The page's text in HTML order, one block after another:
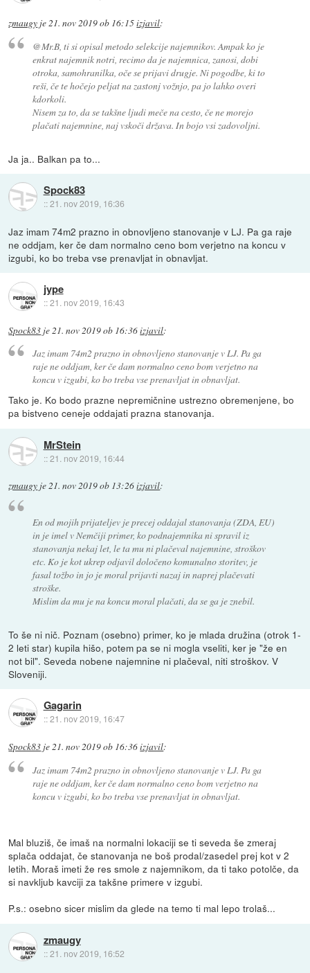
zmaugy je21. nov 2019 ob 16:15izjavil:
@Mr.B, ti si opisal metodo selekcije najemnikov. Ampak ko je
enkrat najemnik notri, recimo da je najemnica, zanosi, dobi
otroka, samohranilka, oče se prijavi drugje. Ni pogodbe, ki to
reši, če te hočejo peljat na zastonj vožnjo, pa jo lahko overi
kdorkoli.
Nisem za to, da se takšne ljudi meče na cesto, če ne morejo
plačati najemnine, naj vskoči država. In bojo vsi zadovoljni.
Ja ja.. Balkan pa to...
Spock83
::21. nov 2019, 16:36
Jaz imam 74m2 prazno in obnovljeno stanovanje v LJ. Pa ga raje
ne oddjam, ker če dam normalno ceno bom verjetno na koncu v
izgubi, ko bo treba vse prenavljat in obnavljat.
jype
::21. nov 2019, 16:43
Spock83 je21. nov 2019 ob 16:36izjavil:
Jaz imam 74m2 prazno in obnovljeno stanovanje v LJ. Pa ga
raje ne oddjam, ker če dam normalno ceno bom verjetno na
koncu v izgubi, ko bo treba vse prenavljat in obnavljat.
Tako je. Ko bodo prazne nepremičnine ustrezno obremenjene, bo
pa bistveno ceneje oddajati prazna stanovanja.
MrStein
::21. nov 2019, 16:44
zmaugy je21. nov 2019 ob 13:26izjavil:
En od mojih prijateljev je precej oddajal stanovanja (ZDA, EU)
in je imel v Nemčiji primer, ko podnajemnika ni spravil iz
stanovanja nekaj let, le ta mu ni plačeval najemnine, stroškov
etc. Ko je kot ukrep odjavil določeno komunalno storitev, je
fasal tožbo in jo je moral prijavti nazaj in naprej plačevati
stroške.
Mislim da mu je na koncu moral plačati, da se ga je znebil.
To še ni nič. Poznam (osebno) primer, ko je mlada družina (otrok 1-
2 leti star) kupila hišo, potem pa se ni mogla vseliti, ker je "že en
not bil". Seveda nobene najemnine ni plačeval, niti stroškov. V
Sloveniji.
Gagarin
::21. nov 2019, 16:47
Spock83 je21. nov 2019 ob 16:36izjavil:
Jaz imam 74m2 prazno in obnovljeno stanovanje v LJ. Pa ga
raje ne oddjam, ker če dam normalno ceno bom verjetno na
koncu v izgubi, ko bo treba vse prenavljat in obnavljat.
Mal bluziš, če imaš na normalni lokaciji se ti seveda še zmeraj
splača oddajat, če stanovanja ne boš prodal/zasedel prej kot v 2
letih. Moraš imeti že res smole z najemnikom, da ti tako potolče, da
si navkljub kavciji za takšne primere v izgubi.
P.s.: osebno sicer mislim da glede na temo ti mal lepo trolaš...
zmaugy
::21. nov 2019, 16:52